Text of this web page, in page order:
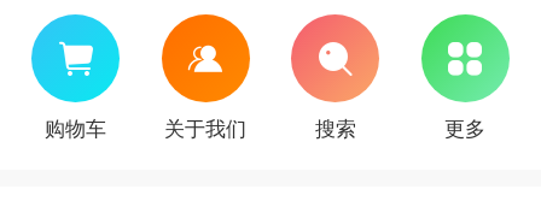
购物车 关于我们 搜索 更多